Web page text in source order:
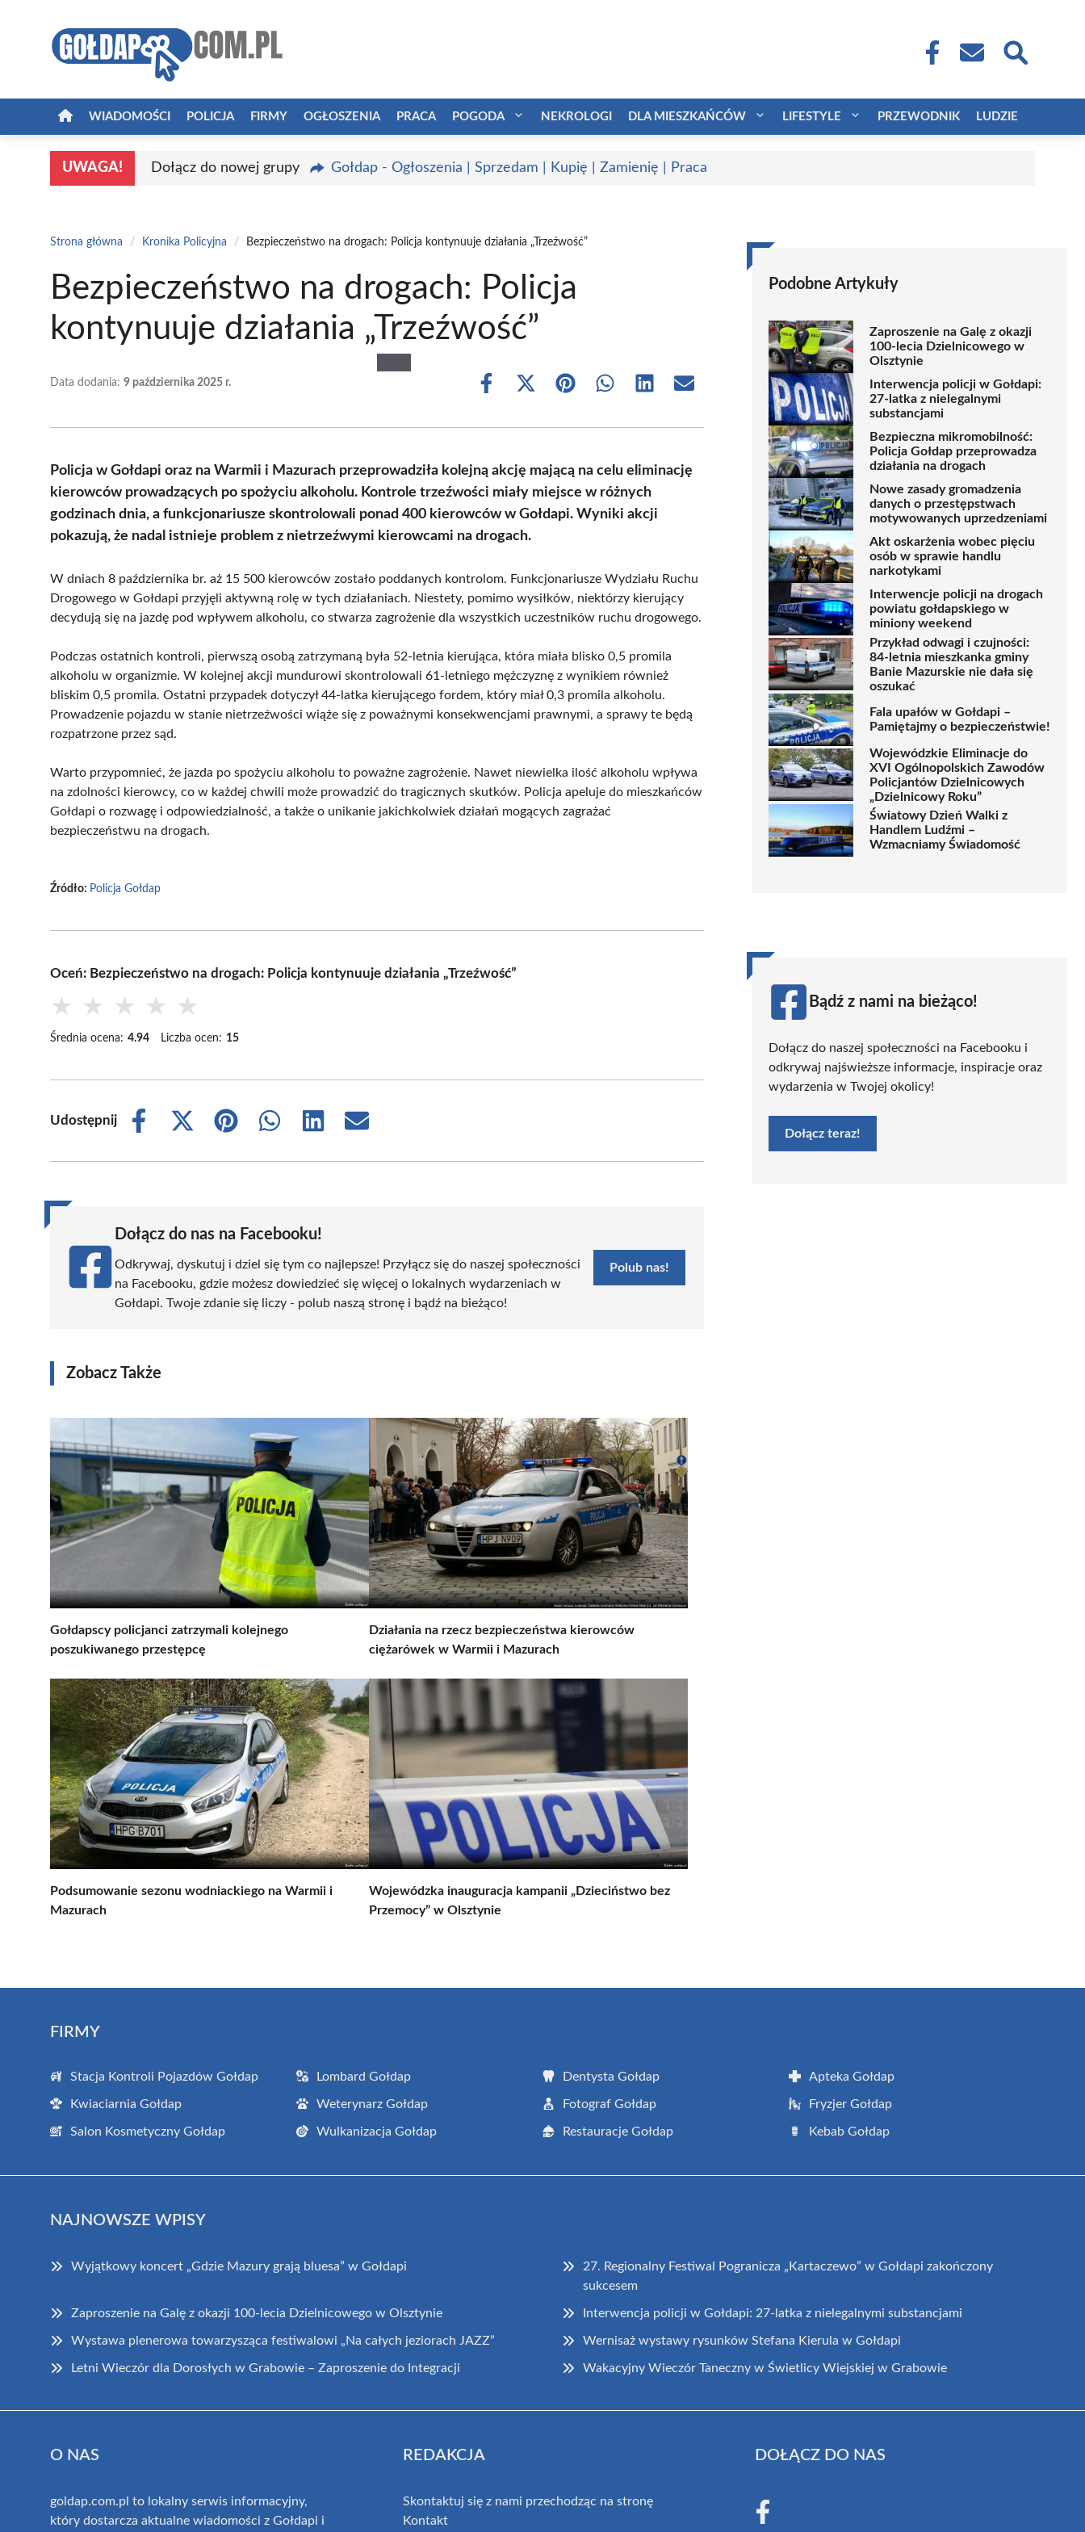
WIADOMOŚCI POLICJA FIRMY OGŁOSZENIA PRACA POGODA NEKROLOGI DLA MIESZKAŃCÓW LIFESTYLE PRZEWODNIK LUDZIE
UWAGA! Dołącz do nowej grupy Gołdap - Ogłoszenia | Sprzedam | Kupię | Zamienię | Praca
Strona główna / Kronika Policyjna / Bezpieczeństwo na drogach: Policja kontynuuje działania „Trzeźwość”
Bezpieczeństwo na drogach: Policja
kontynuuje działania „Trzeźwość”
Data dodania: 9 października 2025 r.
Share
Share
(Twitter)
Share Share Share Share
Policja w Gołdapi oraz na Warmii i Mazurach przeprowadziła kolejną akcję mającą na celu eliminację
kierowców prowadzących po spożyciu alkoholu. Kontrole trzeźwości miały miejsce w różnych
godzinach dnia, a funkcjonariusze skontrolowali ponad 400 kierowców w Gołdapi. Wyniki akcji
pokazują, że nadal istnieje problem z nietrzeźwymi kierowcami na drogach.
W dniach 8 października br. aż 15 500 kierowców zostało poddanych kontrolom. Funkcjonariusze Wydziału Ruchu
Drogowego w Gołdapi przyjęli aktywną rolę w tych działaniach. Niestety, pomimo wysiłków, niektórzy kierujący
decydują się na jazdę pod wpływem alkoholu, co stwarza zagrożenie dla wszystkich uczestników ruchu drogowego.
Podczas ostatnich kontroli, pierwszą osobą zatrzymaną była 52-letnia kierująca, która miała blisko 0,5 promila
alkoholu w organizmie. W kolejnej akcji mundurowi skontrolowali 61-letniego mężczyznę z wynikiem również
bliskim 0,5 promila. Ostatni przypadek dotyczył 44-latka kierującego fordem, który miał 0,3 promila alkoholu.
Prowadzenie pojazdu w stanie nietrzeźwości wiąże się z poważnymi konsekwencjami prawnymi, a sprawy te będą
rozpatrzone przez sąd.
Warto przypomnieć, że jazda po spożyciu alkoholu to poważne zagrożenie. Nawet niewielka ilość alkoholu wpływa
na zdolności kierowcy, co w każdej chwili może prowadzić do tragicznych skutków. Policja apeluje do mieszkańców
Gołdapi o rozwagę i odpowiedzialność, a także o unikanie jakichkolwiek działań mogących zagrażać
bezpieczeństwu na drogach.
Źródło: Policja Gołdap
Oceń: Bezpieczeństwo na drogach: Policja kontynuuje działania „Trzeźwość”
★ ★ ★ ★ ★
Średnia ocena: 4.94 Liczba ocen: 15
Udostępnij
Share
Share
(Twitter)
Share
Share
Share
Share
Dołącz do nas na Facebooku!
Odkrywaj, dyskutuj i dziel się tym co najlepsze! Przyłącz się do naszej społeczności
na Facebooku, gdzie możesz dowiedzieć się więcej o lokalnych wydarzeniach w
Gołdapi. Twoje zdanie się liczy - polub naszą stronę i bądź na bieżąco!
Polub nas!
Zobacz Także
Gołdapscy policjanci zatrzymali kolejnego
poszukiwanego przestępcę
Działania na rzecz bezpieczeństwa kierowców
ciężarówek w Warmii i Mazurach
Podsumowanie sezonu wodniackiego na Warmii i
Mazurach
Wojewódzka inauguracja kampanii „Dzieciństwo bez
Przemocy” w Olsztynie
Podobne Artykuły
Zaproszenie na Galę z okazji
100-lecia Dzielnicowego w
Olsztynie
Interwencja policji w Gołdapi:
27-latka z nielegalnymi
substancjami
Bezpieczna mikromobilność:
Policja Gołdap przeprowadza
działania na drogach
Nowe zasady gromadzenia
danych o przestępstwach
motywowanych uprzedzeniami
Akt oskarżenia wobec pięciu
osób w sprawie handlu
narkotykami
Interwencje policji na drogach
powiatu gołdapskiego w
miniony weekend
Przykład odwagi i czujności:
84-letnia mieszkanka gminy
Banie Mazurskie nie dała się
oszukać
Fala upałów w Gołdapi –
Pamiętajmy o bezpieczeństwie!
Wojewódzkie Eliminacje do
XVI Ogólnopolskich Zawodów
Policjantów Dzielnicowych
„Dzielnicowy Roku”
Światowy Dzień Walki z
Handlem Ludźmi –
Wzmacniamy Świadomość
Bądź z nami na bieżąco!
Dołącz do naszej społeczności na Facebooku i
odkrywaj najświeższe informacje, inspiracje oraz
wydarzenia w Twojej okolicy!
Dołącz teraz!
FIRMY
Stacja Kontroli Pojazdów Gołdap Lombard Gołdap Dentysta Gołdap Apteka Gołdap
Kwiaciarnia Gołdap Weterynarz Gołdap Fotograf Gołdap Fryzjer Gołdap
Salon Kosmetyczny Gołdap Wulkanizacja Gołdap Restauracje Gołdap Kebab Gołdap
NAJNOWSZE WPISY
Wyjątkowy koncert „Gdzie Mazury grają bluesa” w Gołdapi
27. Regionalny Festiwal Pogranicza „Kartaczewo” w Gołdapi zakończony
sukcesem
Zaproszenie na Galę z okazji 100-lecia Dzielnicowego w Olsztynie Interwencja policji w Gołdapi: 27-latka z nielegalnymi substancjami
Wystawa plenerowa towarzysząca festiwalowi „Na całych jeziorach JAZZ” Wernisaż wystawy rysunków Stefana Kierula w Gołdapi
Letni Wieczór dla Dorosłych w Grabowie – Zaproszenie do Integracji Wakacyjny Wieczór Taneczny w Świetlicy Wiejskiej w Grabowie
O NAS
goldap.com.pl to lokalny serwis informacyjny,
który dostarcza aktualne wiadomości z Gołdapi i
REDAKCJA
Skontaktuj się z nami przechodząc na stronę
Kontakt
DOŁĄCZ DO NAS